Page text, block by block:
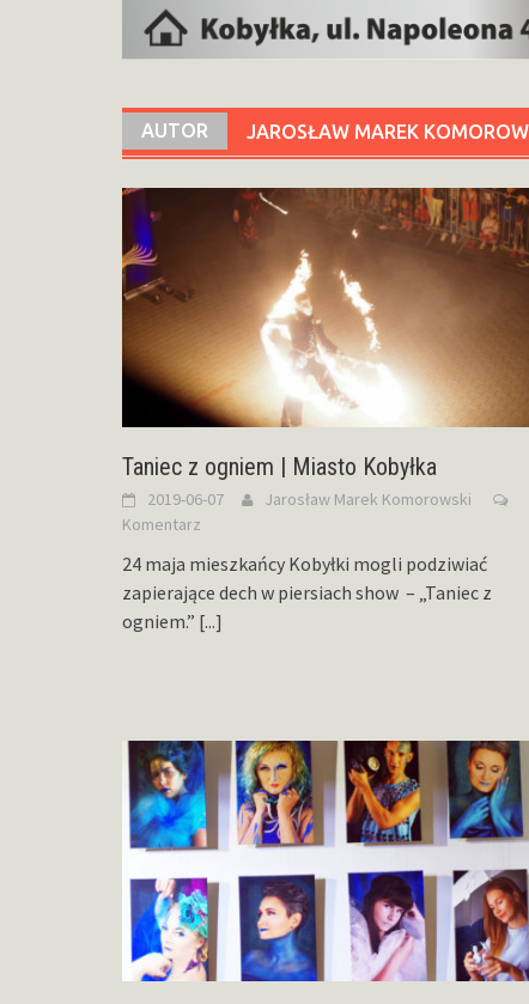
AUTOR JAROSŁAW MAREK
Taniec z ogniem | Miasto Kobyłka
2019-06-07
Jarosław Marek Komorowski
Komentarz
24 maja mieszkańcy Kobyłki mogli podziwiać
zapierające dech w piersiach show – „Taniec z
ogniem.” [...]